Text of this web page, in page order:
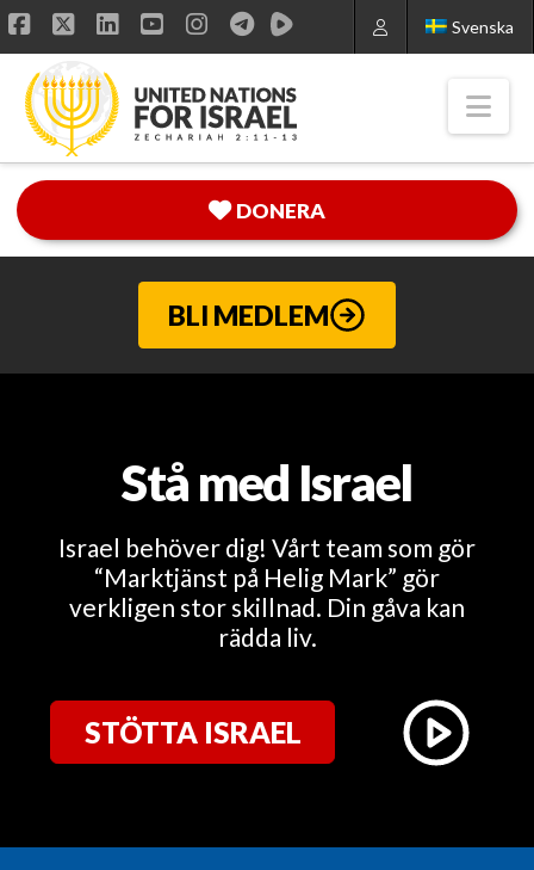
Svenska
Facebook
X LinkedIn
YouTube
Instagram
DONERA
BLI MEDLEM
Stå med Israel
Israel behöver dig! Vårt team som gör
“Marktjänst på Helig Mark” gör
verkligen stor skillnad. Din gåva kan
rädda liv.
STÖTTA ISRAEL